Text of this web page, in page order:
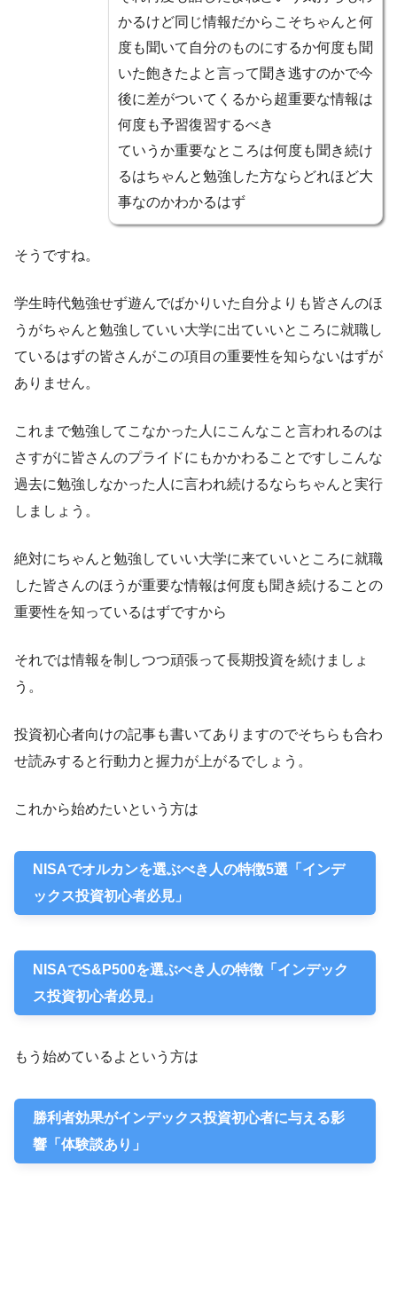
かるけど同じ情報だからこそちゃんと何
度も聞いて自分のものにするか何度も聞
いた飽きたよと言って聞き逃すのかで今
後に差がついてくるから超重要な情報は
何度も予習復習するべき
ていうか重要なところは何度も聞き続け
るはちゃんと勉強した方ならどれほど大
事なのかわかるはず
そうですね。
学生時代勉強せず遊んでばかりいた自分よりも皆さんのほ
うがちゃんと勉強していい大学に出ていいところに就職し
ているはずの皆さんがこの項目の重要性を知らないはずが
ありません。
これまで勉強してこなかった人にこんなこと言われるのは
さすがに皆さんのプライドにもかかわることですしこんな
過去に勉強しなかった人に言われ続けるならちゃんと実行
しましょう。
絶対にちゃんと勉強していい大学に来ていいところに就職
した皆さんのほうが重要な情報は何度も聞き続けることの
重要性を知っているはずですから
それでは情報を制しつつ頑張って長期投資を続けましょ
う。
投資初心者向けの記事も書いてありますのでそちらも合わ
せ読みすると行動力と握力が上がるでしょう。
これから始めたいという方は
NISAでオルカンを選ぶべき人の特徴5選「インデ
ックス投資初心者必見」
NISAでS&P500を選ぶべき人の特徴「インデック
ス投資初心者必見」
もう始めているよという方は
勝利者効果がインデックス投資初心者に与える影
響「体験談あり」